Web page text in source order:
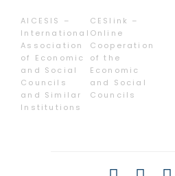
AICESIS –
International
Association
of Economic
and Social
Councils
and Similar
Institutions
CESlink –
Online
Cooperation
of the
Economic
and Social
Councils